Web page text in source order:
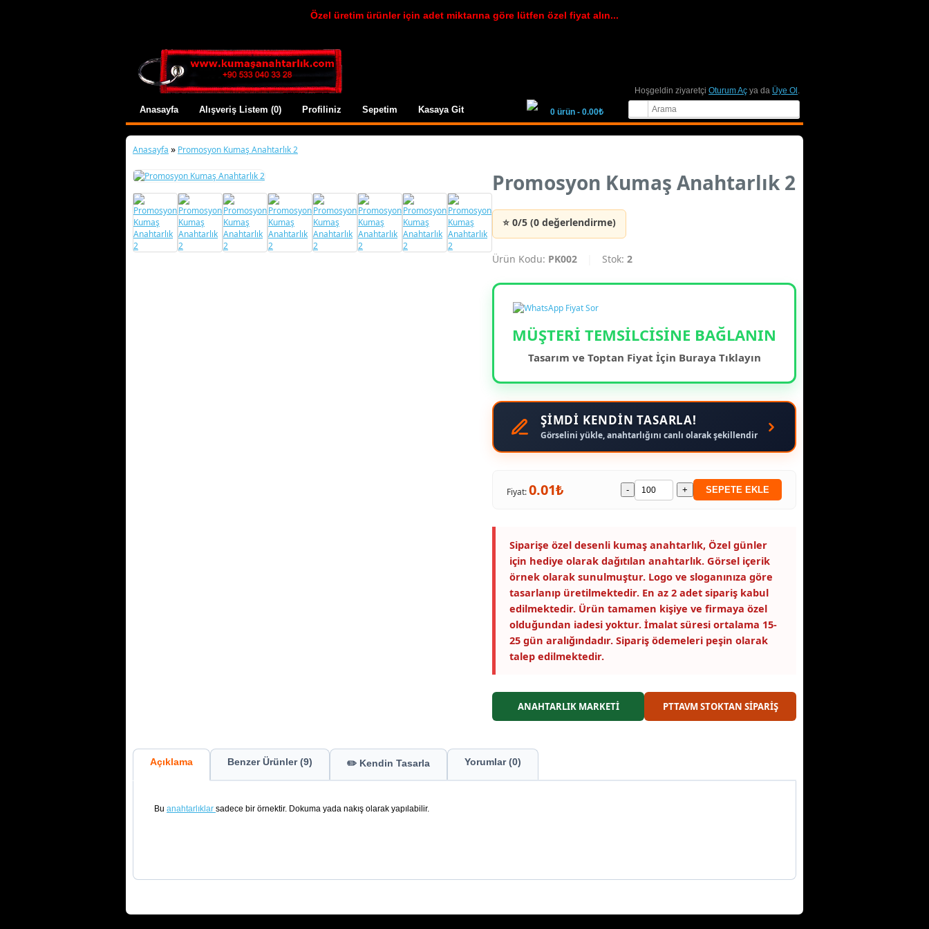
Özel üretim ürünler için adet miktarına göre lütfen özel fiyat alın...
0 ürün - 0.00₺
Hoşgeldin ziyaretçi Oturum Aç ya da Üye Ol .
Anasayfa Alışveriş Listem (0) Profiliniz Sepetim Kasaya Git
Anasayfa » Promosyon Kumaş Anahtarlık 2
Promosyon Kumaş Anahtarlık 2
⭐ 0/5 (0 değerlendirme)
Ürün Kodu: PK002 Stok: 2
MÜŞTERİ TEMSİLCİSİNE BAĞLANIN
Tasarım ve Toptan Fiyat İçin Buraya Tıklayın
ŞİMDİ KENDİN TASARLA!
Görselini yükle, anahtarlığını canlı olarak şekillendir
Fiyat:0.01₺ - + SEPETE EKLE
Siparişe özel desenli kumaş anahtarlık, Özel günler
için hediye olarak dağıtılan anahtarlık. Görsel içerik
örnek olarak sunulmuştur. Logo ve sloganınıza göre
tasarlanıp üretilmektedir. En az 2 adet sipariş kabul
edilmektedir. Ürün tamamen kişiye ve firmaya özel
olduğundan iadesi yoktur. İmalat süresi ortalama 15-
25 gün aralığındadır. Sipariş ödemeleri peşin olarak
talep edilmektedir.
ANAHTARLIK MARKETİ PTTAVM STOKTAN SİPARİŞ
Açıklama Benzer Ürünler (9) ✏️ Kendin Tasarla Yorumlar (0)
Bu anahtarlıklar sadece bir örnektir. Dokuma yada nakış olarak yapılabilir.